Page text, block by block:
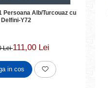
Persoana Alb/Turcouaz cu
Delfini-Y72
Lei111,00 Lei
in cos